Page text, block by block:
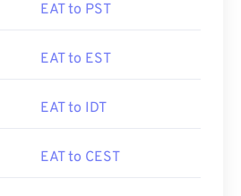
EAT to PST
EAT to EST
EAT to IDT
EAT to CEST